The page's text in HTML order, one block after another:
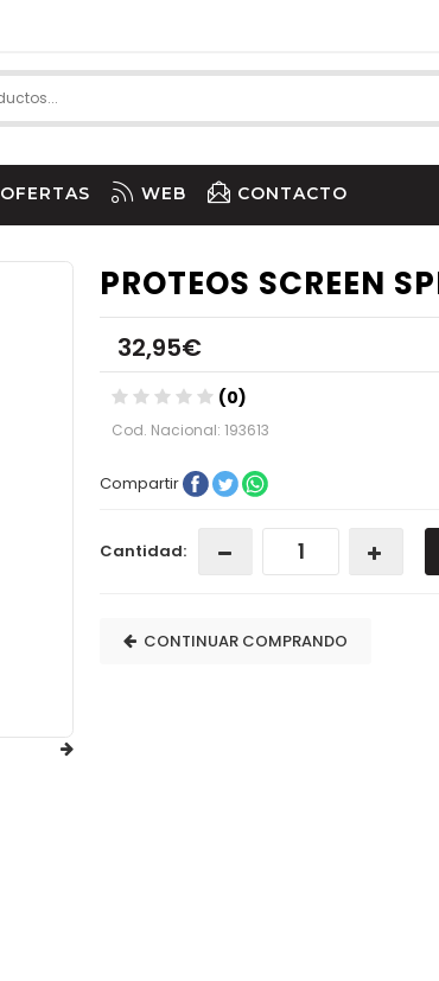
OFERTAS WEB CONTACTO
PROTEOS SCREEN
32,95€
(0)
Cod. Nacional: 193613
Compartir
Cantidad:
CONTINUAR COMPRANDO